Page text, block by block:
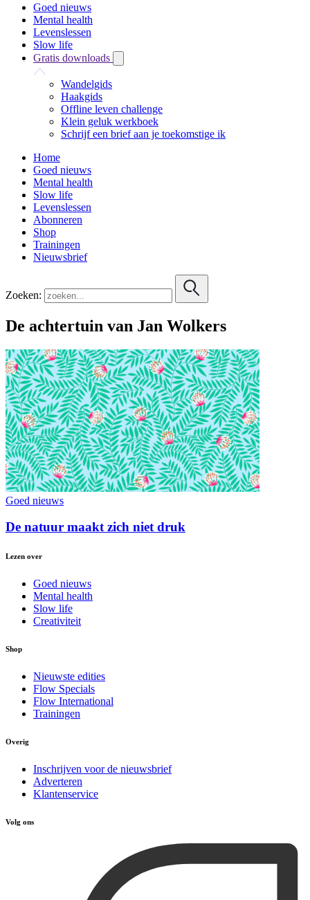
Goed nieuws
Mental health
Levenslessen
Slow life
Gratis downloads
Wandelgids
Haakgids
Offline leven challenge
Klein geluk werkboek
Schrijf een brief aan je toekomstige ik
Home
Goed nieuws
Mental health
Slow life
Levenslessen
Abonneren
Shop
Trainingen
Nieuwsbrief
Zoeken:
De achtertuin van Jan Wolkers
Goed nieuws
De natuur maakt zich niet druk
Lezen over
Goed nieuws
Mental health
Slow life
Creativiteit
Shop
Nieuwste edities
Flow Specials
Flow International
Trainingen
Overig
Inschrijven voor de nieuwsbrief
Adverteren
Klantenservice
Volg ons